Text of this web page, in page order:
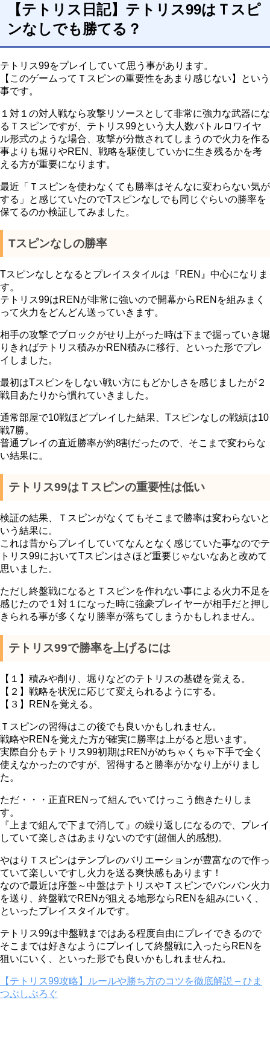
【テトリス日記】テトリス99はＴスピ
ンなしでも勝てる？
テトリス99をプレイしていて思う事があります。
【このゲームってＴスピンの重要性をあまり感じない】という
事です。
１対１の対人戦なら攻撃リソースとして非常に強力な武器にな
るＴスピンですが、テトリス99という大人数バトルロワイヤ
ル形式のような場合、攻撃が分散されてしまうので火力を作る
事よりも堀りやREN、戦略を駆使していかに生き残るかを考
える方が重要になります。
最近「Ｔスピンを使わなくても勝率はそんなに変わらない気が
する」と感じていたのでTスピンなしでも同じぐらいの勝率を
保てるのか検証してみました。
Tスピンなしの勝率
Tスピンなしとなるとプレイスタイルは『REN』中心になりま
す。
テトリス99はRENが非常に強いので開幕からRENを組みまく
って火力をどんどん送っていきます。
相手の攻撃でブロックがせり上がった時は下まで掘っていき堀
りきればテトリス積みかREN積みに移行、といった形でプレ
イしました。
最初はTスピンをしない戦い方にもどかしさを感じましたが２
戦目あたりから慣れていきました。
通常部屋で10戦ほどプレイした結果、Tスピンなしの戦績は10
戦7勝。
普通プレイの直近勝率が約8割だったので、そこまで変わらな
い結果に。
テトリス99はＴスピンの重要性は低い
検証の結果、Ｔスピンがなくてもそこまで勝率は変わらないと
いう結果に。
これは昔からプレイしていてなんとなく感じていた事なのでテ
トリス99においてTスピンはさほど重要じゃないなあと改めて
思いました。
ただし終盤戦になるとＴスピンを作れない事による火力不足を
感じたので１対１になった時に強豪プレイヤーが相手だと押し
きられる事が多くなり勝率が落ちてしまうかもしれません。
テトリス99で勝率を上げるには
【１】積みや削り、堀りなどのテトリスの基礎を覚える。
【２】戦略を状況に応じて変えられるようにする。
【３】RENを覚える。
Ｔスピンの習得はこの後でも良いかもしれません。
戦略やRENを覚えた方が確実に勝率は上がると思います。
実際自分もテトリス99初期はRENがめちゃくちゃ下手で全く
使えなかったのですが、習得すると勝率がかなり上がりまし
た。
ただ・・・正直RENって組んでいてけっこう飽きたりしま
す。
『上まで組んで下まで消して』の繰り返しになるので、プレイ
していて楽しさはあまりないのです(超個人的感想)。
やはりＴスピンはテンプレのバリエーションが豊富なので作っ
ていて楽しいですし火力を送る爽快感もあります！
なので最近は序盤～中盤はテトリスやＴスピンでバンバン火力
を送り、終盤戦でRENが狙える地形ならRENを組みにいく、
といったプレイスタイルです。
テトリス99は中盤戦まではある程度自由にプレイできるので
そこまでは好きなようにプレイして終盤戦に入ったらRENを
狙いにいく、といった形でも良いかもしれませんね。
【テトリス99攻略】ルールや勝ち方のコツを徹底解説 – ひま
つぶしぶろぐ